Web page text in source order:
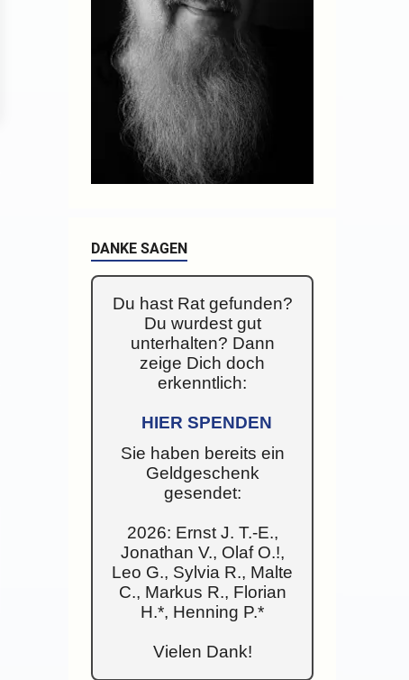
DANKE SAGEN
Du hast Rat gefunden?
Du wurdest gut
unterhalten? Dann
zeige Dich doch
erkenntlich:
HIER SPENDEN
Sie haben bereits ein
Geldgeschenk
gesendet:
2026: Ernst J. T.-E.,
Jonathan V., Olaf O.!,
Leo G., Sylvia R., Malte
C., Markus R., Florian
H.*, Henning P.*
Vielen Dank!